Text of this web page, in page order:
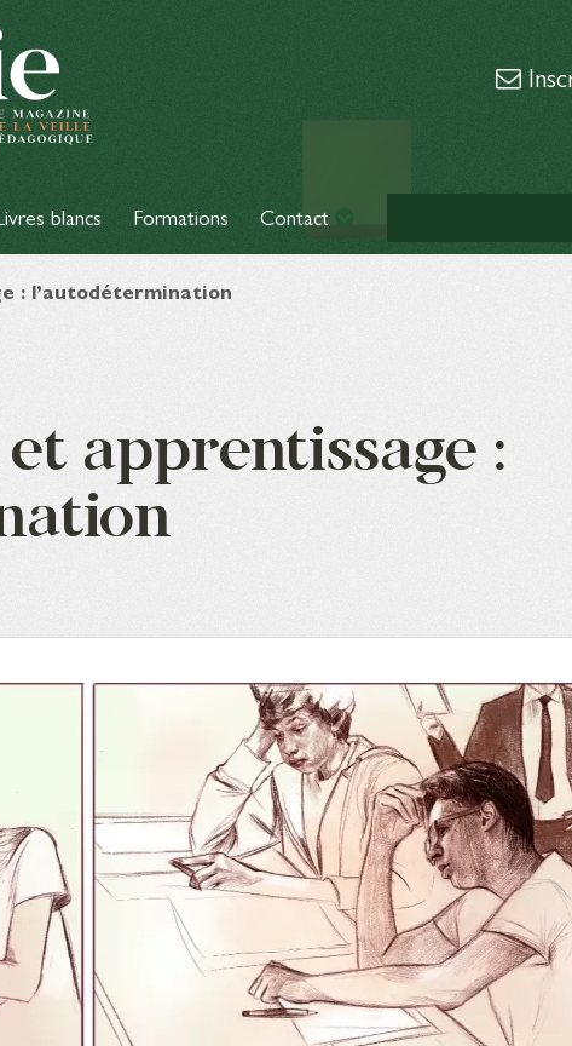
blancs Formations Contact
: l’autodétermination
apprentissage :